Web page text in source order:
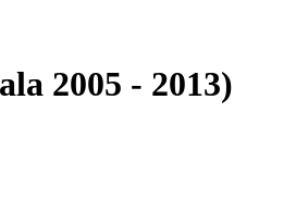
2005 - 2013)